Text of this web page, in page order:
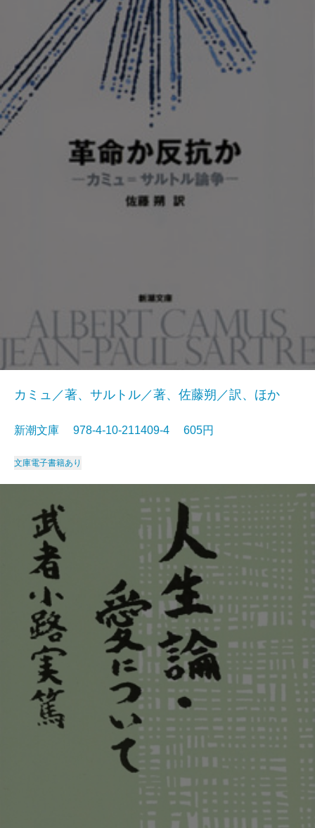
カミュ／著、サルトル／著、佐藤朔／訳、ほか
新潮文庫 978-4-10-211409-4 605円
文庫電子書籍あり